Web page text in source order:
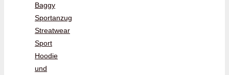
Baggy
Sportanzug
Streatwear
Sport
Hoodie
und